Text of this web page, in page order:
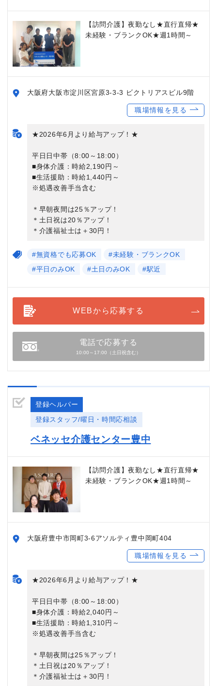
【訪問介護】夜勤なし★直行直帰★
未経験・ブランクOK★週1時間～
大阪府大阪市淀川区宮原3-3-3 ビクトリアスビル9階
職場情報を見る
★2026年6月より給与アップ！★
平日日中帯（8:00～18:00）
■身体介護：時給2,190円～
■生活援助：時給1,440円～
※処遇改善手当含む
＊早朝夜間は25％アップ！
＊土日祝は20％アップ！
＊介護福祉士は＋30円！
#無資格でも応募OK
#未経験・ブランクOK
#平日のみOK
#土日のみOK #駅近
WEBから応募する
電話で応募する
10:00～17:00（土日祝含む）
登録ヘルパー
登録スタッフ/曜日・時間応相談
ベネッセ介護センター豊中
【訪問介護】夜勤なし★直行直帰★
未経験・ブランクOK★週1時間～
大阪府豊中市岡町3-6アソルティ豊中岡町404
職場情報を見る
★2026年6月より給与アップ！★
平日日中帯（8:00～18:00）
■身体介護：時給2,040円～
■生活援助：時給1,310円～
※処遇改善手当含む
＊早朝夜間は25％アップ！
＊土日祝は20％アップ！
＊介護福祉士は＋30円！